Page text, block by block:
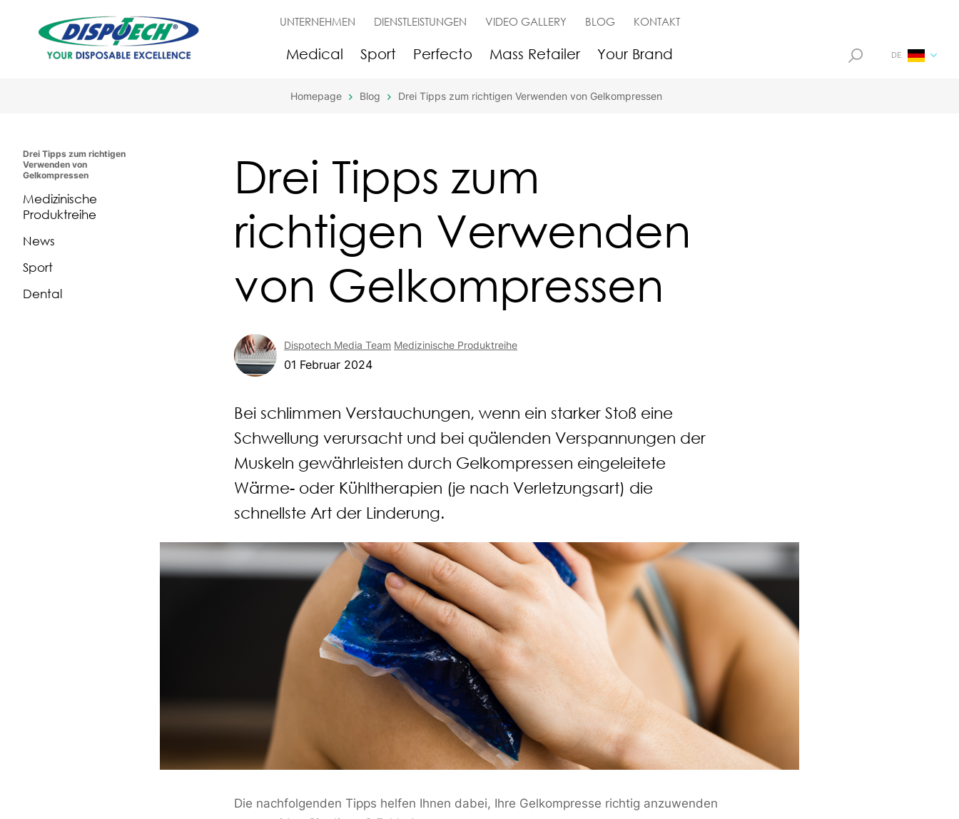
UNTERNEHMEN DIENSTLEISTUNGEN VIDEO GALLERY BLOG KONTAKT
Medical Sport Perfecto Mass Retailer Your Brand DE
Homepage Blog Drei Tipps zum richtigen Verwenden von Gelkompressen
Drei Tipps zum richtigen
Verwenden von
Gelkompressen
Medizinische
Produktreihe
News
Sport
Dental
Drei Tipps zum
richtigen Verwenden
von Gelkompressen
Dispotech Media Team Medizinische Produktreihe
01 Februar 2024
Bei schlimmen Verstauchungen, wenn ein starker Stoß eine
Schwellung verursacht und bei quälenden Verspannungen der
Muskeln gewährleisten durch Gelkompressen eingeleitete
Wärme- oder Kühltherapien (je nach Verletzungsart) die
schnellste Art der Linderung.
Die nachfolgenden Tipps helfen Ihnen dabei, Ihre Gelkompresse richtig anzuwenden